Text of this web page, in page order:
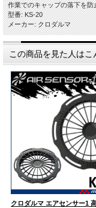
作業でのキャップの落下を
型番: KS-20
メーカー: クロダルマ
この商品を見た人は
クロダルマ エアセンサー1